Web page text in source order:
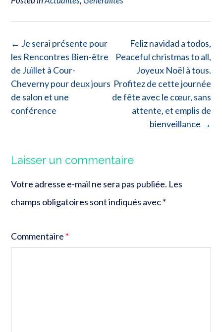
Feliz navidad a todos,
Peaceful christmas to all,
Joyeux Noël à tous.
Profitez de cette journée
de fête avec le cœur, sans
attente, et emplis de
bienveillance →
← Je serai présente pour
les Rencontres Bien-être
de Juillet à Cour-
Cheverny pour deux jours
de salon et une
conférence
Laisser un commentaire
Votre adresse e-mail ne sera pas publiée. Les
champs obligatoires sont indiqués avec*
Commentaire *